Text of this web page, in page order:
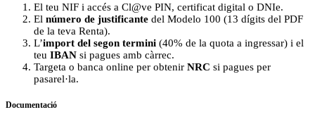
El teu NIF i accés a Cl@ve PIN, certificat digital o DNIe.
El número de justificante del Modelo 100 (13 dígits del PDF
de la teva Renta).
L’import del segon termini (40% de la quota a ingressar) i el
teu IBAN si pagues amb càrrec.
Targeta o banca online per obtenir NRC si pagues per
pasarel·la.
Documentació